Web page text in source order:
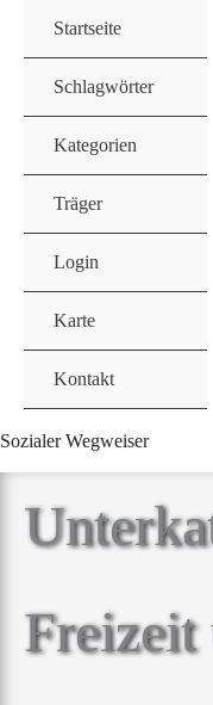
springen
Startseite
Schlagwörter
Kategorien
Träger
Login
Karte
Kontakt
Sozialer Wegweiser
Freizeit